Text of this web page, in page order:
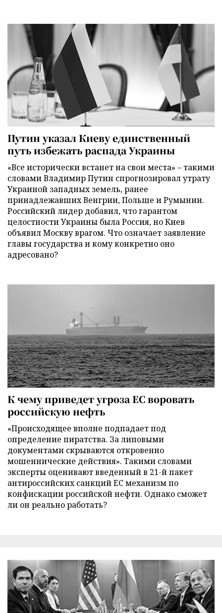
Путин указал Киеву единственный
путь избежать распада Украины
«Все исторически встанет на свои места» – такими
словами Владимир Путин спрогнозировал утрату
Украиной западных земель, ранее
принадлежавших Венгрии, Польше и Румынии.
Российский лидер добавил, что гарантом
целостности Украины была Россия, но Киев
объявил Москву врагом. Что означает заявление
главы государства и кому конкретно оно
адресовано?
К чему приведет угроза ЕС воровать
российскую нефть
«Происходящее вполне подпадает под
определение пиратства. За липовыми
документами скрываются откровенно
мошеннические действия». Такими словами
эксперты оценивают введенный в 21-й пакет
антироссийских санкций ЕС механизм по
конфискации российской нефти. Однако сможет
ли он реально работать?